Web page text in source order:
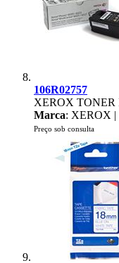
106R02757
XEROX TONER
Marca: XEROX |
Preço sob consulta